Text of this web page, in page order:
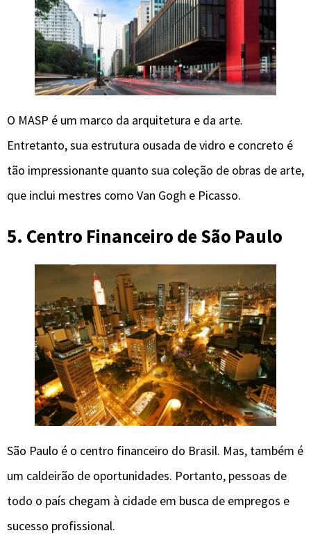
O MASP é um marco da arquitetura e da arte.
Entretanto, sua estrutura ousada de vidro e concreto é
tão impressionante quanto sua coleção de obras de arte,
que inclui mestres como Van Gogh e Picasso.
5. Centro Financeiro de São Paulo
São Paulo é o centro financeiro do Brasil. Mas, também é
um caldeirão de oportunidades. Portanto, pessoas de
todo o país chegam à cidade em busca de empregos e
sucesso profissional.